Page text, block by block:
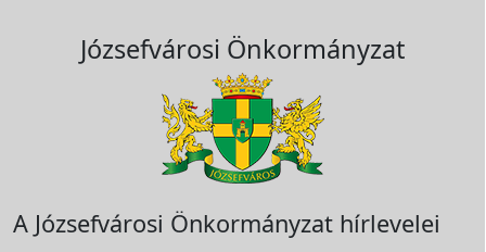
Józsefvárosi Önkormányzat
A Józsefvárosi Önkormányzat hírlevelei